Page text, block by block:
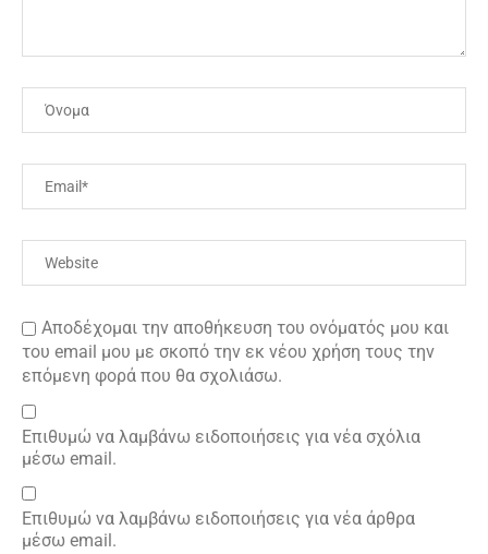
Αποδέχομαι την αποθήκευση του ονόματός μου και
του email μου με σκοπό την εκ νέου χρήση τους την
επόμενη φορά που θα σχολιάσω.
Επιθυμώ να λαμβάνω ειδοποιήσεις για νέα σχόλια
μέσω email.
Επιθυμώ να λαμβάνω ειδοποιήσεις για νέα άρθρα
μέσω email.